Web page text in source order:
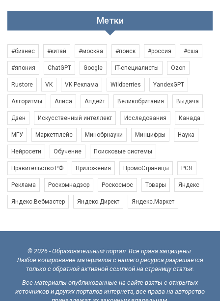
Метки
#бизнес #китай #москва #поиск #россия #сша
#япония ChatGPT Google IT-специалисты Ozon
Rustore VK VK Реклама Wildberries YandexGPT
Алгоритмы Алиса Апдейт Великобритания Выдача
Дзен Искусственный интеллект Исследования Канада
МГУ Маркетплейс Минобрнауки Минцифры Наука
Нейросети Обучение Поисковые системы
Правительство РФ Приложения ПромоСтраницы РСЯ
Реклама Роскомнадзор Роскосмос Товары Яндекс
Яндекс.Вебмастер Яндекс.Директ Яндекс.Маркет
© 2026 - Образовательный портал. Все права защищены.
Любое копирование материалов с нашего ресурса разрешается
только с обратной активной ссылкой на страницу статьи.
Все материалы опубликованные на сайте взяты с открытых
источников и других порталов интернета, все права на авторство